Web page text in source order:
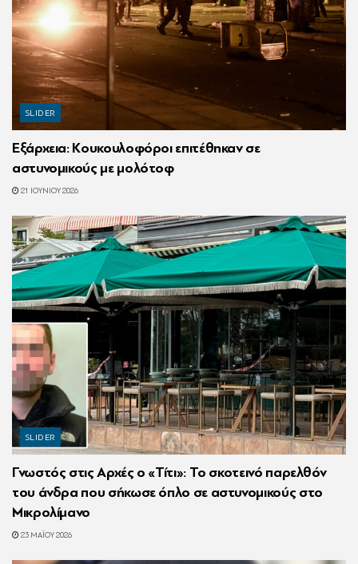
SLIDER
Εξάρχεια: Κουκουλοφόροι επιτέθηκαν σε
αστυνομικούς με μολότοφ
21 ΙΟΥΝΊΟΥ 2026
SLIDER
Γνωστός στις Αρχές ο «Τίτι»: Το σκοτεινό παρελθόν
του άνδρα που σήκωσε όπλο σε αστυνομικούς στο
Μικρολίμανο
23 ΜΑΪ́ΟΥ 2026